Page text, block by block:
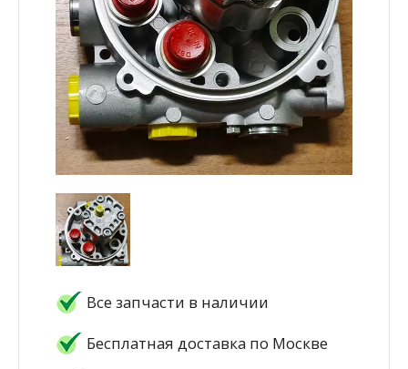
Все запчасти в наличии
Бесплатная доставка по Москве